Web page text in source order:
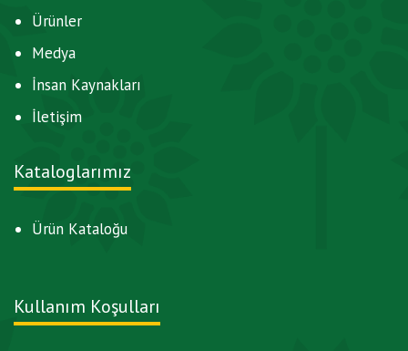
Ürünler
Medya
İnsan Kaynakları
İletişim
Kataloglarımız
Ürün Kataloğu
Kullanım Koşulları